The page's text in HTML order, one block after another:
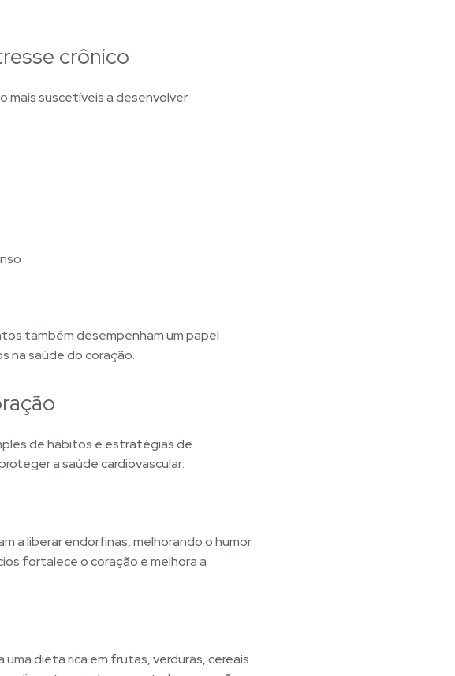
crônico
mais suscetíveis a desenvolver
também desempenham um papel
na saúde do coração.
de hábitos e estratégias de
a saúde cardiovascular:
a liberar endorfinas, melhorando o humor
fortalece o coração e melhora a
dieta rica em frutas, verduras, cereais